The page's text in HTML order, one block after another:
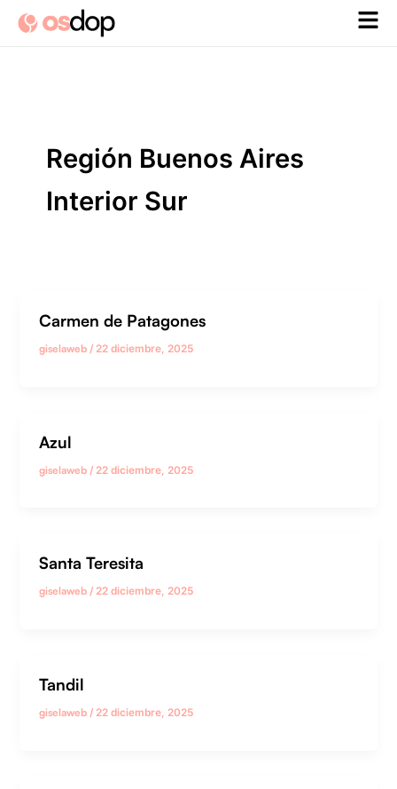
Región Buenos Aires
Interior Sur
Carmen de Patagones
giselaweb / 22 diciembre, 2025
Azul
giselaweb / 22 diciembre, 2025
Santa Teresita
giselaweb/ 22 diciembre, 2025
Tandil
giselaweb / 22 diciembre, 2025